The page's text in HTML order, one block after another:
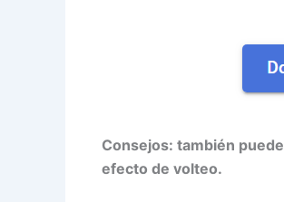
Consejos: también
efecto de volteo.